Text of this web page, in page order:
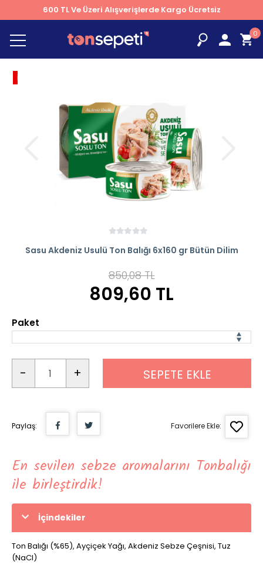
600 TL Ve Üzeri Alışverişlerde Kargo Ücretsiz
0
İNDİRİM
Sasu Akdeniz Usulü Ton Balığı 6x160 gr Bütün Dilim
850,08 TL
809,60 TL
Paket
- + SEPETE EKLE
Paylaş: Favorilere Ekle:
En sevilen sebze aromalarını Tonbalığı
ile birleştirdik!
İçindekiler
Ton Balığı (%65), Ayçiçek Yağı, Akdeniz Sebze Çeşnisi, Tuz
(NaCI)